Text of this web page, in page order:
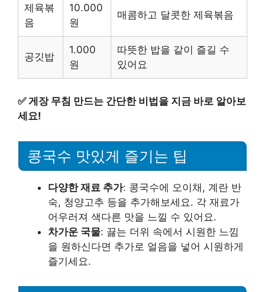
제육볶
음
10.000
원
매콤하고 달콧한 제육볶음
공깃밥
1.000
원
따뜻한 밥을 같이 즐길 수
있어요
✅게장 무침 만드는 간단한 비법을 지금 바로 알아보
세요!
콩국수 맛있게 즐기는 팁
다양한 재료 추가: 콩국수에 오이채, 계란 반
숙, 청양고추 등을 추가해보세요. 각 재료가
어우러져 색다른 맛을 느낄 수 있어요.
차가운 국물: 끓는 더위 속에서 시원한 느낌
을 원하신다면 추가로 얼음을 넣어 시원하게
즐기세요.